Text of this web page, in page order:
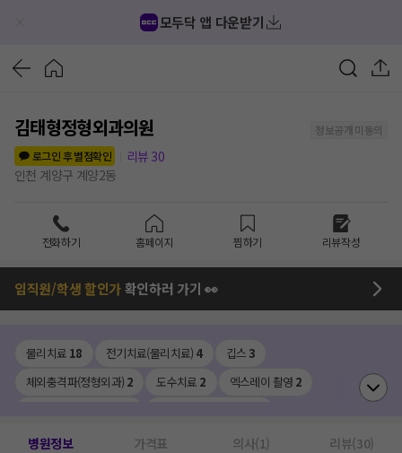
모두닥 앱 다운받기
김태형정형외과의원
정보공개 미동의
로그인 후 별점확인
리뷰 30
인천 계양구 계양2동
전화하기 홈페이지 찜하기 리뷰작성
임직원/학생 할인가확인하러 가기 👀
물리치료 18 전기치료(물리치료) 4 깁스3
체외충격파(정형외과) 2 도수치료 2 엑스레이 촬영 2
병원정보 가격표 의사(1) 리뷰(30)